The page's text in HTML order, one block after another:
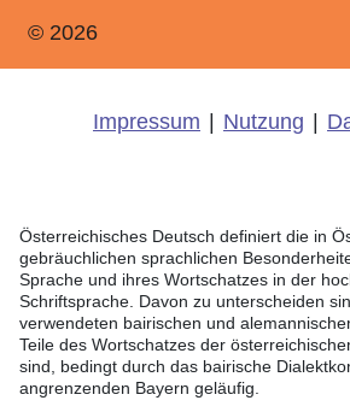
© 2026
Impressum Nutzung
Österreichisches Deutsch definiert die in
gebräuchlichen sprachlichen
Sprache und ihres Wortschatzes in der
Schriftsprache. Davon zu unterscheiden
verwendeten bairischen und
Teile des Wortschatzes der
sind, bedingt durch das bairische
angrenzenden Bayern geläufig.